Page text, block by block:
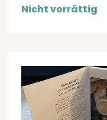
Nicht vorrättig